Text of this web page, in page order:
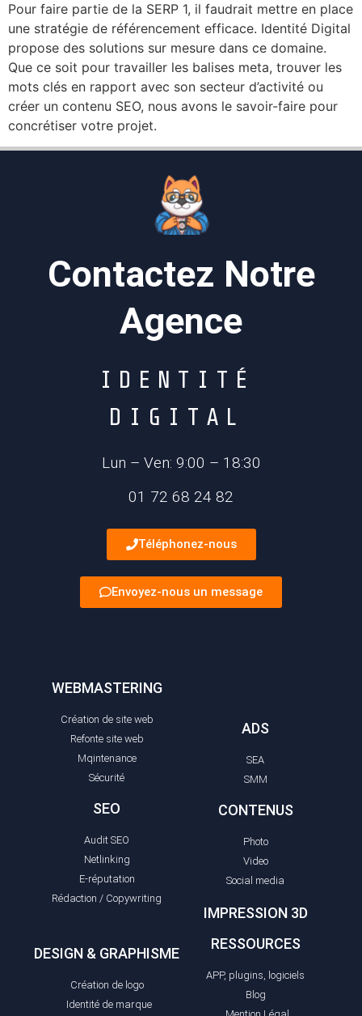
Pour faire partie de la SERP 1, il faudrait mettre en place
une stratégie de référencement efficace. Identité Digital
propose des solutions sur mesure dans ce domaine.
Que ce soit pour travailler les balises meta, trouver les
mots clés en rapport avec son secteur d’activité ou
créer un contenu SEO, nous avons le savoir-faire pour
concrétiser votre projet.
Contactez Notre
Agence
I D E N T I T É
D I G I T A L
Lun – Ven: 9:00 – 18:30
01 72 68 24 82
Téléphonez-nous
Envoyez-nous un message
WEBMASTERING
Création de site web
Refonte site web
Mqintenance
Sécurité
SEO
Audit SEO
Netlinking
E-réputation
Rédaction / Copywriting
ADS
SEA
SMM
CONTENUS
Photo
Video
Social media
DESIGN & GRAPHISME
Création de logo
Identité de marque
IMPRESSION 3D
RESSOURCES
APP, plugins, logiciels
Blog